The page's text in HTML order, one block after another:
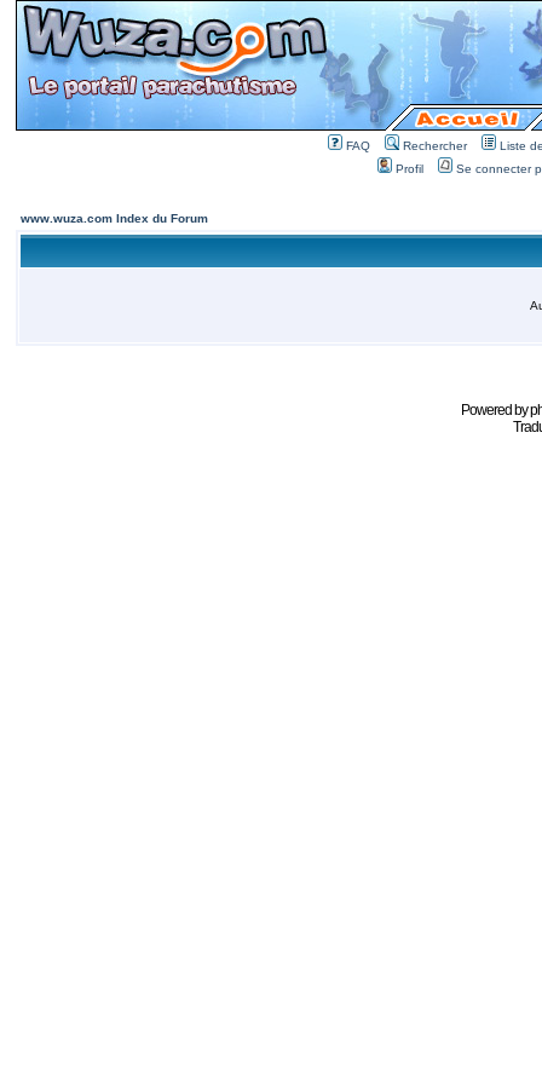
FAQ Rechercher
Liste
Profil
Se connecter
www.wuza.com Index du Forum
Powered by